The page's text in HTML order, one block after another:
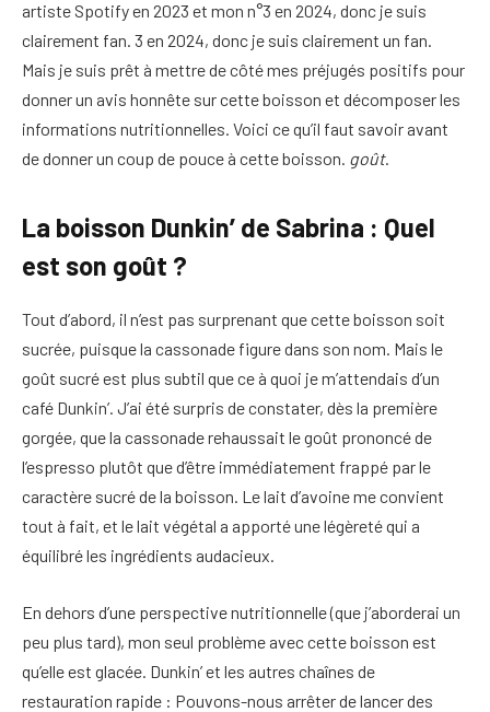
artiste Spotify en 2023 et mon n°3 en 2024, donc je suis
clairement fan. 3 en 2024, donc je suis clairement un fan.
Mais je suis prêt à mettre de côté mes préjugés positifs pour
donner un avis honnête sur cette boisson et décomposer les
informations nutritionnelles. Voici ce qu’il faut savoir avant
de donner un coup de pouce à cette boisson. goût.
La boisson Dunkin’ de Sabrina : Quel
est son goût ?
Tout d’abord, il n’est pas surprenant que cette boisson soit
sucrée, puisque la cassonade figure dans son nom. Mais le
goût sucré est plus subtil que ce à quoi je m’attendais d’un
café Dunkin’. J’ai été surpris de constater, dès la première
gorgée, que la cassonade rehaussait le goût prononcé de
l’espresso plutôt que d’être immédiatement frappé par le
caractère sucré de la boisson. Le lait d’avoine me convient
tout à fait, et le lait végétal a apporté une légèreté qui a
équilibré les ingrédients audacieux.
En dehors d’une perspective nutritionnelle (que j’aborderai un
peu plus tard), mon seul problème avec cette boisson est
qu’elle est glacée. Dunkin’ et les autres chaînes de
restauration rapide : Pouvons-nous arrêter de lancer des